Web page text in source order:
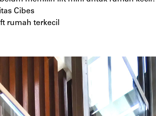
Cibes
rumah terkecil